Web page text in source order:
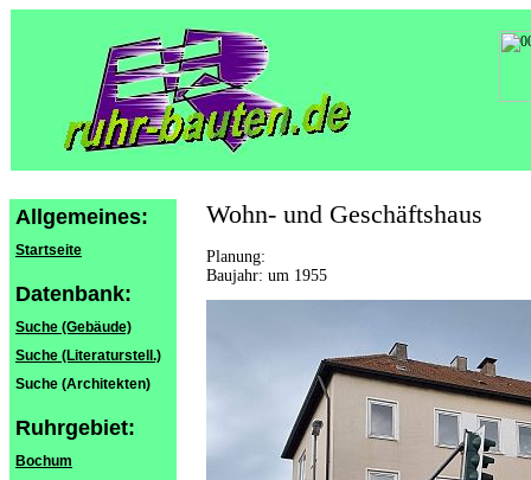
Allgemeines:
Startseite
Datenbank:
Suche (Gebäude)
Suche (Literaturstell.)
Suche (Architekten)
Ruhrgebiet:
Bochum
Wohn- und Geschäftshaus
Planung:
Baujahr: um 1955